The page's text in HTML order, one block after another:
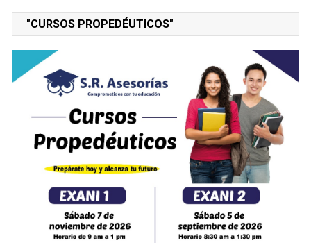
"CURSOS PROPEDÉUTICOS"